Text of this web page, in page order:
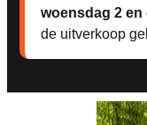
woensdag 2
de uitverkoop